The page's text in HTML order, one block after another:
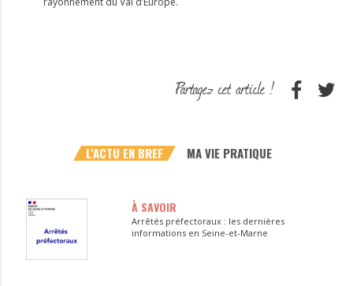
L'ACTU EN BREF MA VIE PRATIQUE
À SAVOIR
Arrêtés préfectoraux : les dernières
informations en Seine-et-Marne